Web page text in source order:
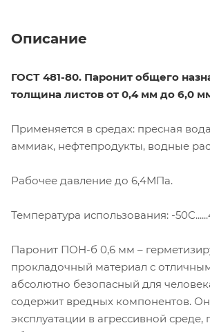
Описание
ГОСТ 481-80. Паронит общего
толщина листов от 0,4 мм до 6,0
Применяется в средах: пресная
аммиак, нефтепродукты, водные
Рабочее давление до 6,4МПа.
Температура использования: -
Паронит ПОН-б 0,6 мм –
прокладочный материал с
абсолютно безопасный для
содержит вредных компонентов.
эксплуатации в агрессивной среде,